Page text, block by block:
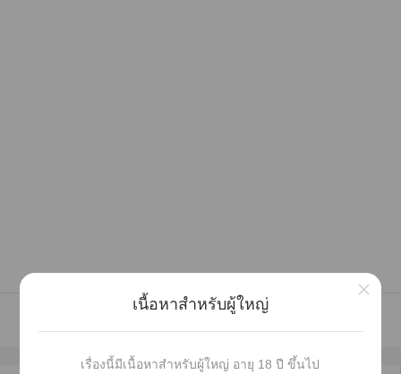
เนื้อหาสำหรับผู้ใหญ่
เรื่องนี้มีเนื้อหาสำหรับผู้ใหญ่ อายุ 18 ปี ขึ้นไป
×